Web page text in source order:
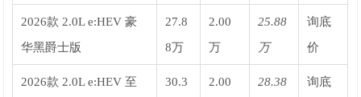
2026款 2.0L e:HEV 豪
华黑爵士版
27.8
8万
2.00
万
25.88
万
询底
价
2026款 2.0L e:HEV 至
30.3
2.00
28.38
询底